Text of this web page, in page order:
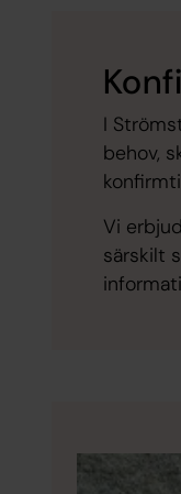
I
behov,
Vi
särskilt